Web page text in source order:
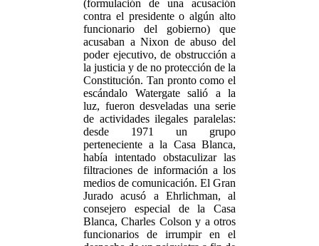
(formulación de una acusación
contra el presidente o algún alto
funcionario del gobierno) que
acusaban a Nixon de abuso del
poder ejecutivo, de obstrucción a
la justicia y de no protección de la
Constitución. Tan pronto como el
escándalo Watergate salió a la
luz, fueron desveladas una serie
de actividades ilegales paralelas:
desde 1971 un grupo
perteneciente a la Casa Blanca,
había intentado obstaculizar las
filtraciones de información a los
medios de comunicación. El Gran
Jurado acusó a Ehrlichman, al
consejero especial de la Casa
Blanca, Charles Colson y a otros
funcionarios de irrumpir en el